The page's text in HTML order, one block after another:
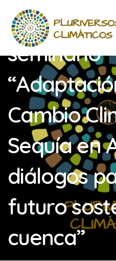
seminario
Cambio
Sequía en
diálogos
futuro
cuenca”